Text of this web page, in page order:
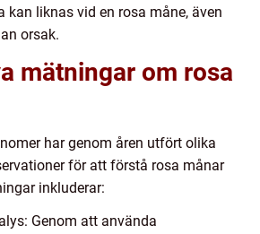
kan liknas vid en rosa måne, även
orsak.
mätningar om rosa
har genom åren utfört olika
för att förstå rosa månar
inkluderar:
Genom att använda